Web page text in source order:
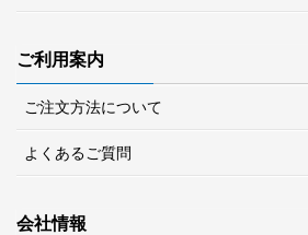
ご利用案内
ご注文方法について
よくあるご質問
会社情報